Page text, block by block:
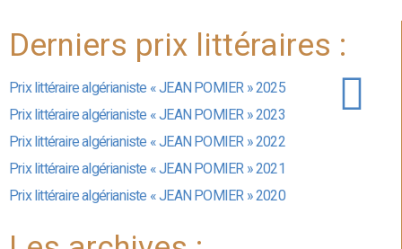
Derniers prix littéraires :
Prix littéraire algérianiste « JEAN POMIER » 2025
Prix littéraire algérianiste « JEAN POMIER » 2023
Prix littéraire algérianiste « JEAN POMIER » 2022
Prix littéraire algérianiste « JEAN POMIER » 2021
Prix littéraire algérianiste « JEAN POMIER » 2020